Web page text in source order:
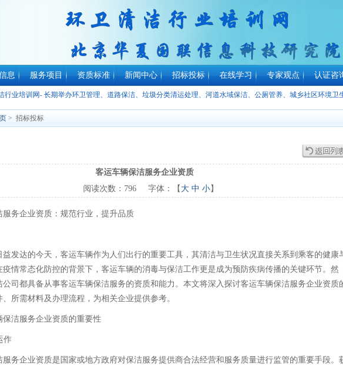
息 服务项目 资质标准 新闻中心 招标投标 在线学习 专家观点 认证咨
行业培训网- 长期举办环卫管理、道路保洁、垃圾分类清运处理、河道水域保洁、公厕管养、城乡社区环境卫
> 招标投标
客运车辆保洁服务企业资质
阅读次数： 796字体：【 大 中 小】
服务企业资质：规范行业，提升品质
益发达的今天，客运车辆作为人们出行的重要工具，其清洁与卫生状况直接关系到乘客的健康
疫情常态化防控的背景下，客运车辆的消毒与保洁工作更是成为预防疾病传播的关键环节。然
公司都具备从事客运车辆保洁服务的资质和能力。本文将深入探讨客运车辆保洁服务企业资质
所需材料及办理流程，为相关企业提供参考。
保洁服务企业资质的重要性
作
服务企业资质是国家或地方政府对保洁服务提供商合法经营和服务质量进行监管的重要手段。